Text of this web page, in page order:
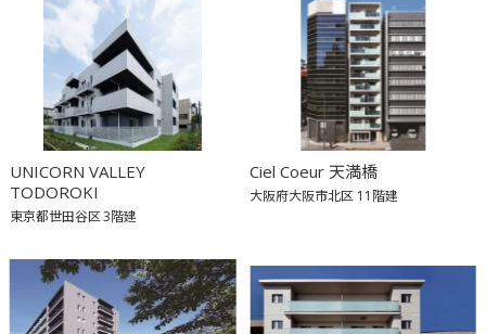
UNICORN VALLEY
TODOROKI
東京都世田谷区3階建
Ciel Coeur 天満橋
大阪府大阪市北区 11階建